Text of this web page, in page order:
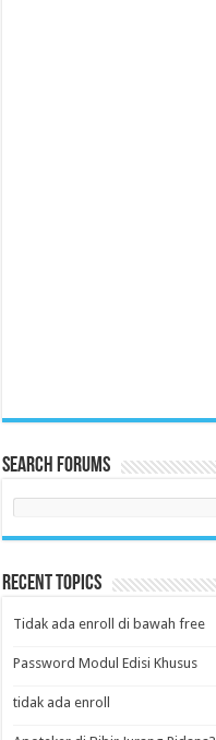
Search Forums
Recent Topics
Tidak ada enroll di bawah free
Password Modul Edisi Khusus
tidak ada enroll